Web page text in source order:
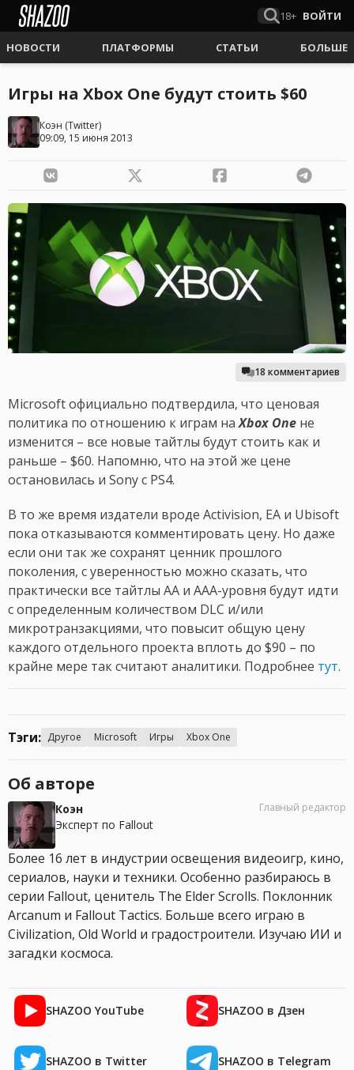
18+ ВОЙТИ
НОВОСТИ ПЛАТФОРМЫ СТАТЬИ БОЛЬШЕ
Игры на Xbox One будут стоить $60
Коэн (Twitter)
09:09, 15 июня 2013
18 комментариев
Microsoft официально подтвердила, что ценовая
политика по отношению к играм наXbox One не
изменится – все новые тайтлы будут стоить как и
раньше – $60. Напомню, что на этой же цене
остановилась и Sony с PS4.
В то же время издатели вроде Activision, EA и Ubisoft
пока отказываются комментировать цену. Но даже
если они так же сохранят ценник прошлого
поколения, с уверенностью можно сказать, что
практически все тайтлы AA и AAA-уровня будут идти
с определенным количеством DLC и/или
микротранзакциями, что повысит общую цену
каждого отдельного проекта вплоть до $90 – по
крайне мере так считают аналитики. Подробнее тут.
Тэги: Другое Microsoft Игры Xbox One
Об авторе
Коэн
Эксперт по Fallout
Главный редактор
Более 16 лет в индустрии освещения видеоигр, кино,
сериалов, науки и техники. Особенно разбираюсь в
серии Fallout, ценитель The Elder Scrolls. Поклонник
Arcanum и Fallout Tactics. Больше всего играю в
Civilization, Old World и градостроители. Изучаю ИИ и
загадки космоса.
SHAZOO YouTube SHAZOO в Дзен
SHAZOO в Twitter SHAZOO в Telegram